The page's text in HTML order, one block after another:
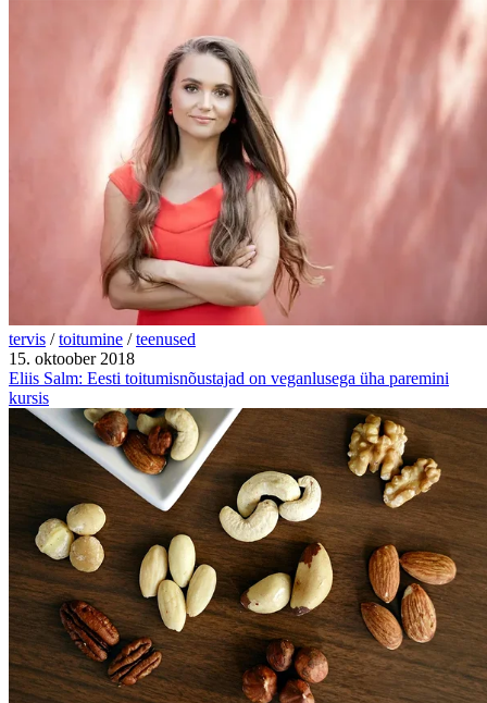
tervis / toitumine / teenused
15. oktoober 2018
Eliis Salm: Eesti toitumisnõustajad on veganlusega üha paremini
kursis